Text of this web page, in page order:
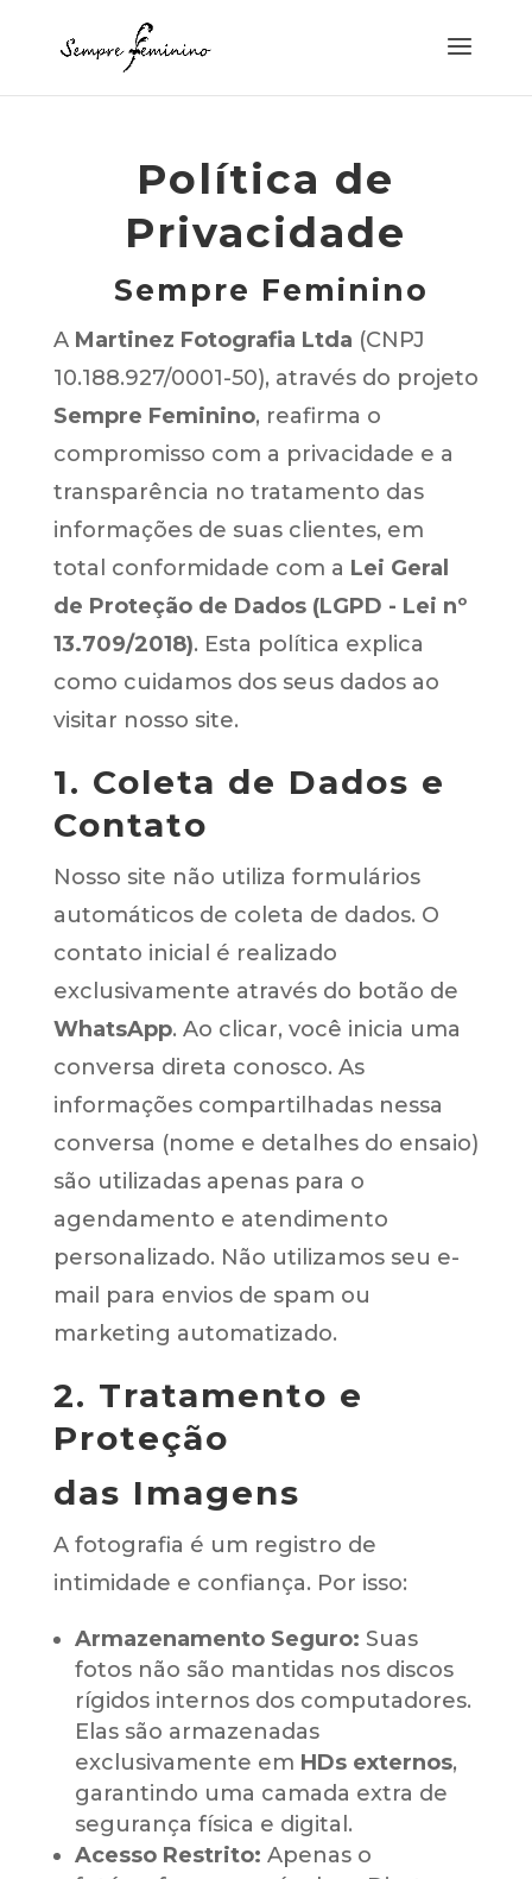
Política de
Privacidade
Sempre Feminino
A Martinez Fotografia Ltda (CNPJ
10.188.927/0001-50), através do projeto
Sempre Feminino, reafirma o
compromisso com a privacidade e a
transparência no tratamento das
informações de suas clientes, em
total conformidade com a Lei Geral
de Proteção de Dados (LGPD - Lei nº
13.709/2018). Esta política explica
como cuidamos dos seus dados ao
visitar nosso site.
1. Coleta de Dados e
Contato
Nosso site não utiliza formulários
automáticos de coleta de dados. O
contato inicial é realizado
exclusivamente através do botão de
WhatsApp. Ao clicar, você inicia uma
conversa direta conosco. As
informações compartilhadas nessa
conversa (nome e detalhes do ensaio)
são utilizadas apenas para o
agendamento e atendimento
personalizado. Não utilizamos seu e-
mail para envios de spam ou
marketing automatizado.
2. Tratamento e
Proteção
das Imagens
A fotografia é um registro de
intimidade e confiança. Por isso:
Armazenamento Seguro: Suas
fotos não são mantidas nos discos
rígidos internos dos computadores.
Elas são armazenadas
exclusivamente em HDs externos,
garantindo uma camada extra de
segurança física e digital.
Acesso Restrito: Apenas o